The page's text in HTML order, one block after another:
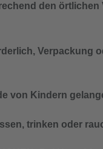
den
Verpackung
von Kindern
trinken oder